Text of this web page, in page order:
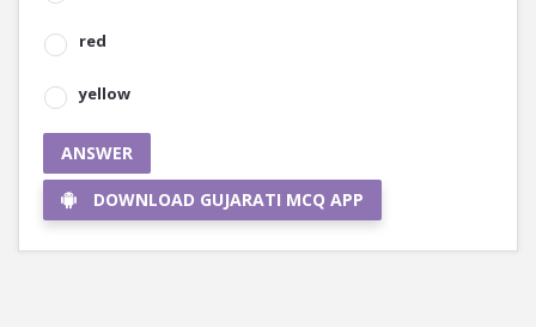
red
yellow
ANSWER
DOWNLOAD GUJARATI MCQ APP